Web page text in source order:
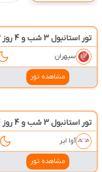
تور استانبول 3 شب و 4 روز 23 مرداد
سپهران
مشاهده تور
تور استانبول 3 شب و 4 روز 24 مرداد
آوا ایر 3
مشاهده تور